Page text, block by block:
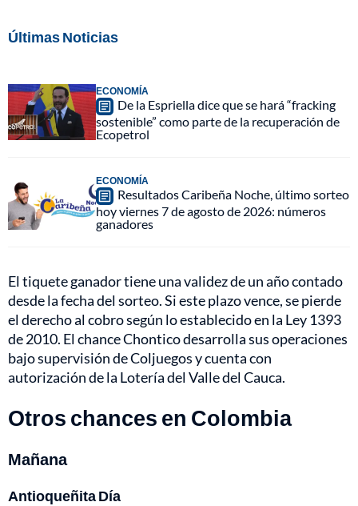
Últimas Noticias
ECONOMÍA
De la Espriella dice que se hará “fracking
sostenible” como parte de la recuperación de
Ecopetrol
ECONOMÍA
Resultados Caribeña Noche, último sorteo
hoy viernes 7 de agosto de 2026: números
ganadores
El tiquete ganador tiene una validez de un año contado
desde la fecha del sorteo. Si este plazo vence, se pierde
el derecho al cobro según lo establecido en la Ley 1393
de 2010. El chance Chontico desarrolla sus operaciones
bajo supervisión de Coljuegos y cuenta con
autorización de la Lotería del Valle del Cauca.
Otros chances en Colombia
Mañana
Antioqueñita Día